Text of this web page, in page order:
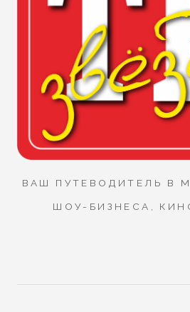
ВАШ ПУТЕВОДИТЕЛЬ В
ШОУ-БИЗНЕСА,